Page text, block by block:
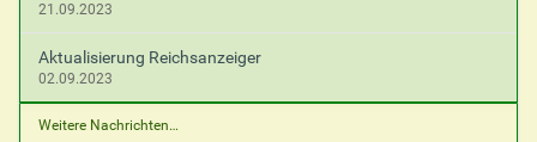
21.09.2023
Aktualisierung Reichsanzeiger
02.09.2023
Weitere Nachrichten…